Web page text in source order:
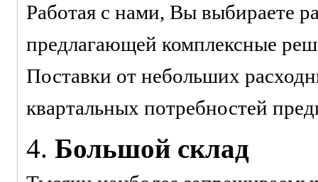
Работая с нами, Вы выбираете
предлагающей комплексные
Поставки от небольших
квартальных потребностей
4. Большой склад